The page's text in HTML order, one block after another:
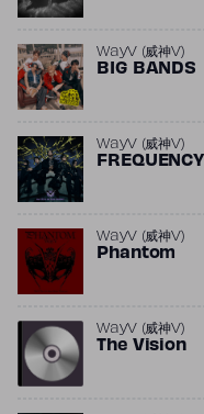
WayV (威神V)
BIG BANDS
WayV (威神V)
FREQUENCY
WayV (威神V)
Phantom
WayV (威神V)
The Vision